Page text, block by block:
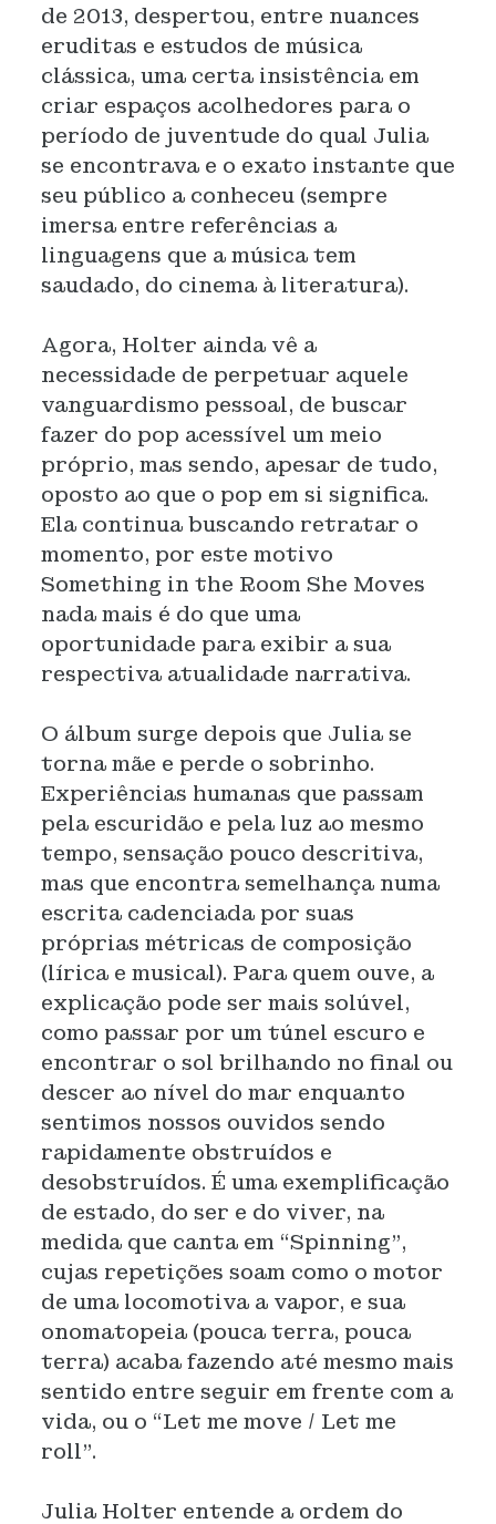
de 2013, despertou, entre nuances
eruditas e estudos de música
clássica, uma certa insistência em
criar espaços acolhedores para o
período de juventude do qual Julia
se encontrava e o exato instante que
seu público a conheceu (sempre
imersa entre referências a
linguagens que a música tem
saudado, do cinema à literatura).
Agora, Holter ainda vê a
necessidade de perpetuar aquele
vanguardismo pessoal, de buscar
fazer do pop acessível um meio
próprio, mas sendo, apesar de tudo,
oposto ao que o pop em si significa.
Ela continua buscando retratar o
momento, por este motivo
Something in the Room She Moves
nada mais é do que uma
oportunidade para exibir a sua
respectiva atualidade narrativa.
O álbum surge depois que Julia se
torna mãe e perde o sobrinho.
Experiências humanas que passam
pela escuridão e pela luz ao mesmo
tempo, sensação pouco descritiva,
mas que encontra semelhança numa
escrita cadenciada por suas
próprias métricas de composição
(lírica e musical). Para quem ouve, a
explicação pode ser mais solúvel,
como passar por um túnel escuro e
encontrar o sol brilhando no final ou
descer ao nível do mar enquanto
sentimos nossos ouvidos sendo
rapidamente obstruídos e
desobstruídos. É uma exemplificação
de estado, do ser e do viver, na
medida que canta em “Spinning”,
cujas repetições soam como o motor
de uma locomotiva a vapor, e sua
onomatopeia (pouca terra, pouca
terra) acaba fazendo até mesmo mais
sentido entre seguir em frente com a
vida, ou o “Let me move / Let me
roll”.
Julia Holter entende a ordem do